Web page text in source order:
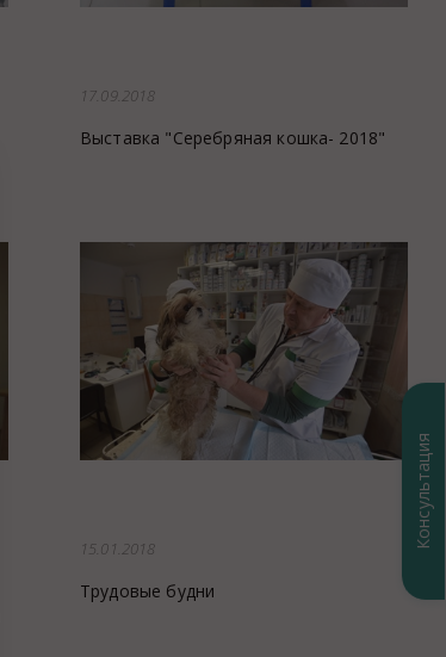
Консультация
17.09.2018
Выставка "Серебряная кошка- 2018"
15.01.2018
Трудовые будни